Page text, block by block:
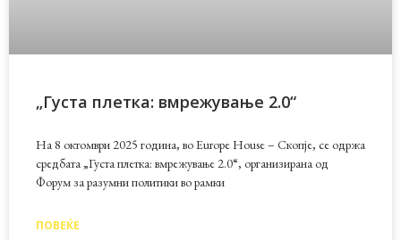
„Густа плетка: вмрежување 2.0“
На 8 октомври 2025 година, во Europe House – Скопје, се одржа
средбата „Густа плетка: вмрежување 2.0“, организирана од
Форум за разумни политики во рамки
ПОВЕЌЕ